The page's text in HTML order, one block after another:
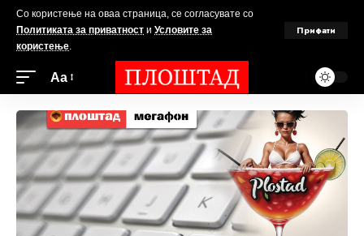
Со користење на оваа страница, се согласувате со
Политиката за приватност и Условите за
користење.
Прифати
Аа